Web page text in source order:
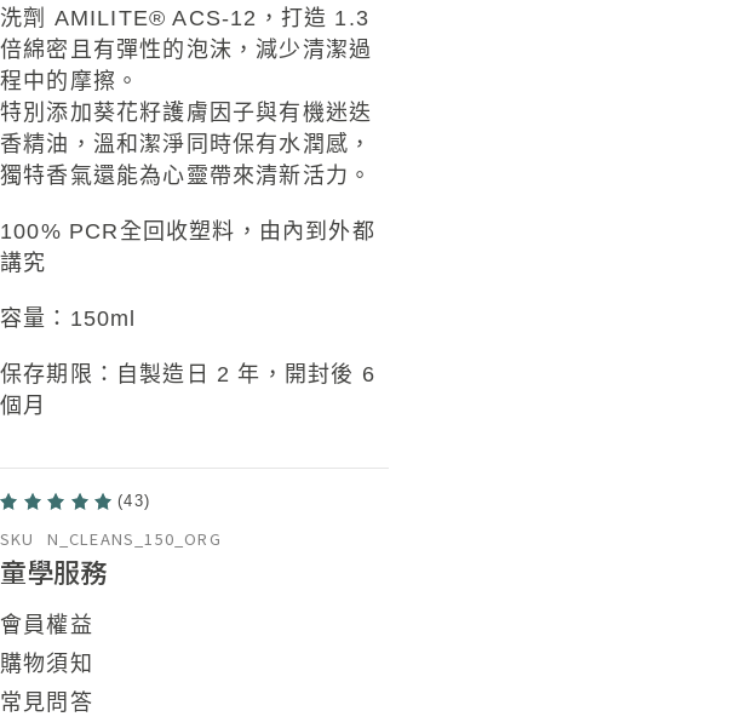
洗劑 AMILITE® ACS-12，打造 1.3
倍綿密且有彈性的泡沫，減少清潔過
程中的摩擦。
特別添加葵花籽護膚因子與有機迷迭
香精油 ，溫和潔淨同時保有水潤感，
獨特香氣還能為心靈帶來清新活力 。
100% PCR全回收塑料，由內到外都
講究
容量：150ml
保存期限：自製造日 2 年，開封後 6
個月
(43)
SKU N_CLEANS_150_ORG
童學服務
會員權益
購物須知
常見問答